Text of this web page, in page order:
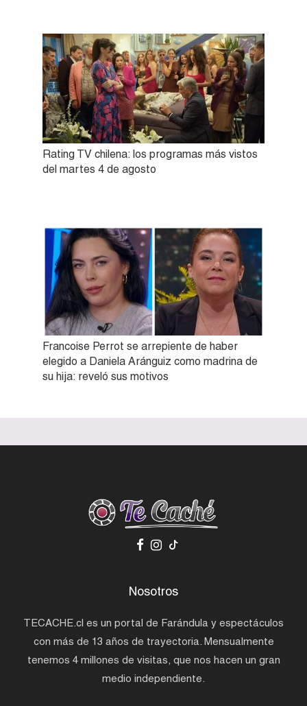
Rating TV chilena: los programas más vistos
del martes 4 de agosto
Francoise Perrot se arrepiente de haber
elegido a Daniela Aránguiz como madrina de
su hija: reveló sus motivos
Nosotros
TECACHE.cl es un portal de Farándula y espectáculos
con más de 13 años de trayectoria. Mensualmente
tenemos 4 millones de visitas, que nos hacen un gran
medio independiente.